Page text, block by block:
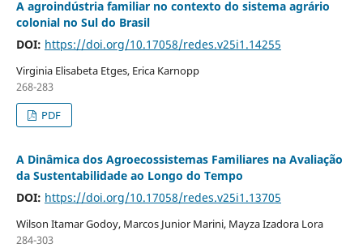
A agroindústria familiar no contexto do sistema agrário
colonial no Sul do Brasil
DOI: https://doi.org/10.17058/redes.v25i1.14255
Virginia Elisabeta Etges, Erica Karnopp
268-283
PDF
A Dinâmica dos Agroecossistemas Familiares na Avaliação
da Sustentabilidade ao Longo do Tempo
DOI: https://doi.org/10.17058/redes.v25i1.13705
Wilson Itamar Godoy, Marcos Junior Marini, Mayza Izadora Lora
284-303